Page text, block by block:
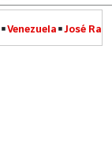
Venezuela José